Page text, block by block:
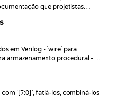
que projetistas
em Verilog - `wire` para
armazenamento procedural - e
`[7:0]`, fatiá-los, combiná-los